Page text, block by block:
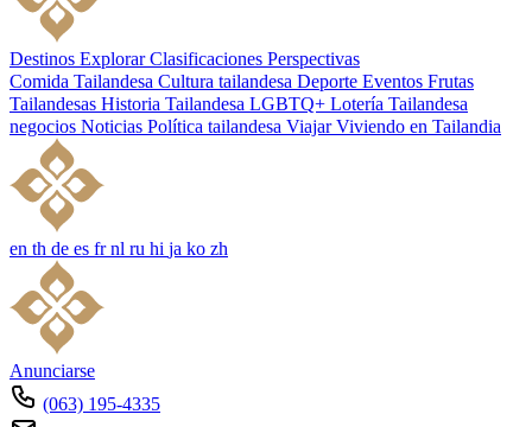
Destinos Explorar Clasificaciones Perspectivas
Comida Tailandesa Cultura tailandesa Deporte Eventos Frutas
Tailandesas Historia Tailandesa LGBTQ+ Lotería Tailandesa
negocios Noticias Política tailandesa Viajar Viviendo en Tailandia
en th de es fr nl ru hi ja ko zh
Anunciarse
(063) 195-4335